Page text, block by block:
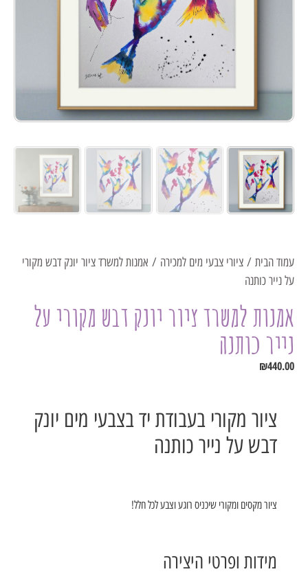
עמוד הבית / ציורי צבעי מים למכירה / אמנות למשרד ציור יונק דבש מקורי
על נייר כותנה
אמנות למשרד ציור יונק דבש מקורי על
נייר כותנה
₪440.00
ציור מקורי בעבודת יד בצבעי מים יונק
דבש על נייר כותנה
ציור מקסים ומקורי שיכניס רוגע וצבע לכל חלל!
מידות ופרטי היצירה